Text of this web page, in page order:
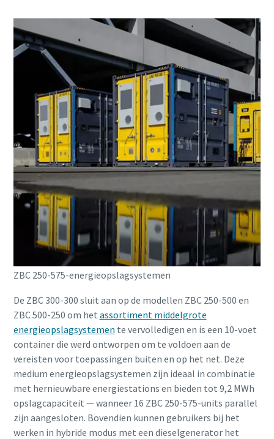
ZBC 250-575-energieopslagsystemen
De ZBC 300-300 sluit aan op de modellen ZBC 250-500 en
ZBC 500-250 om het assortiment middelgrote
energieopslagsystemen te vervolledigen en is een 10-voet
container die werd ontworpen om te voldoen aan de
vereisten voor toepassingen buiten en op het net. Deze
medium energieopslagsystemen zijn ideaal in combinatie
met hernieuwbare energiestations en bieden tot 9,2 MWh
opslagcapaciteit ― wanneer 16 ZBC 250-575-units parallel
zijn aangesloten. Bovendien kunnen gebruikers bij het
werken in hybride modus met een dieselgenerator het